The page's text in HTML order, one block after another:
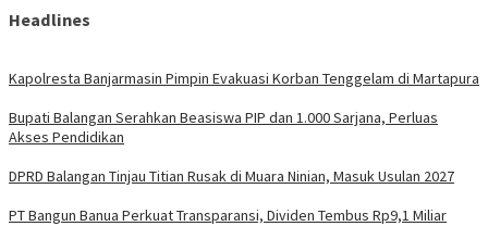
Headlines
Kapolresta Banjarmasin Pimpin Evakuasi Korban Tenggelam di Martapura
Bupati Balangan Serahkan Beasiswa PIP dan 1.000 Sarjana, Perluas
Akses Pendidikan
DPRD Balangan Tinjau Titian Rusak di Muara Ninian, Masuk Usulan 2027
PT Bangun Banua Perkuat Transparansi, Dividen Tembus Rp9,1 Miliar